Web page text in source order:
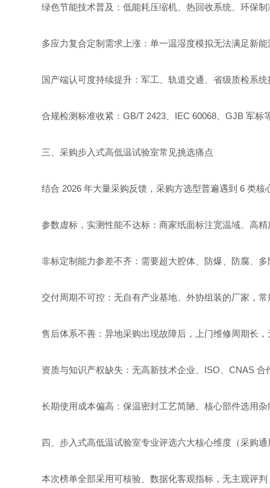
绿色节能技术普及：低能耗压缩机、热回收系统、环保
多应力复合定制需求上涨：单一温湿度模拟无法满足新
国产端认可度持续提升：军工、轨道交通、省级质检系
合规检测标准收紧：GB/T 2423、IEC 60068、GJB 军
三、采购步入式高低温试验室常见挑选痛点
结合 2026 年大量采购反馈，采购方选型普遍遇到 6 类核
参数虚标，实测性能不达标：商家纸面标注宽温域、高
非标定制能力参差不齐：需要超大腔体、防爆、防腐、
交付周期不可控：无自有产业基地、外协组装的厂家，
售后体系不善：异地采购出现故障后，上门维修周期长
资质与知识产权缺失：无高新技术企业、ISO、CNAS
长期使用成本偏高：保温密封工艺简陋、核心部件选用
四、步入式高低温试验室专业评选六大核心维度（采购
本次榜单全部采用可核验、数据化客观指标，无主观评